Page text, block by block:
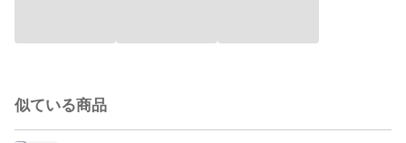
似ている商品